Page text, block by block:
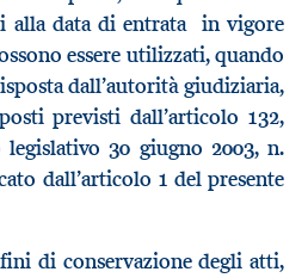
alla data di entrata in vigore
essere utilizzati, quando
dall’autorità giudiziaria,
previsti dall’articolo 132,
30 giugno 2003, n.
dall’articolo 1 del presente
di conservazione degli atti,